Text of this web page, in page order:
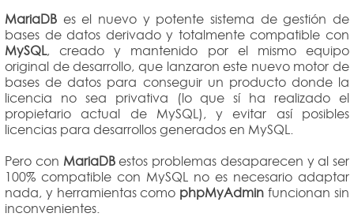
MariaDB es el nuevo y potente sistema de gestión de
bases de datos derivado y totalmente compatible con
MySQL, creado y mantenido por el mismo equipo
original de desarrollo, que lanzaron este nuevo motor de
bases de datos para conseguir un producto donde la
licencia no sea privativa (lo que sí ha realizado el
propietario actual de MySQL), y evitar así posibles
licencias para desarrollos generados en MySQL.
Pero con MariaDBestos problemas desaparecen y al ser
100% compatible con MySQL no es necesario adaptar
nada, y herramientas como phpMyAdmin funcionan sin
inconvenientes.